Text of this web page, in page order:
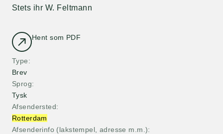
Hent som PDF
Type
Brev
Sprog
Tysk
Afsendersted
Rotterdam
Afsenderinfo (lakstempel, adresse m.m.)
Stets ihr W. Feltmann